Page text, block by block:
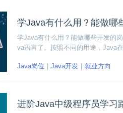
学Java有什么用？能做哪
学Java有什么用？能做哪些开发的
va语言了。按照不同的用途，Java
Java岗位
Java开发 就业方向
进阶Java中级程序员学习